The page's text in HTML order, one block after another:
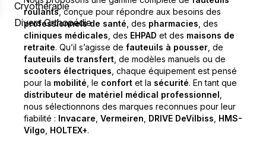
Cryothérapie
Divers Orthopédie
roulants, conçue pour répondre aux besoins des
professionnels de santé , des pharmacies , des
cliniques médicales , des EHPAD et des maisons de
retraite. Qu’il s’agisse de fauteuils à pousser , de
fauteuils de transfert , de modèles manuels ou de
scooters électriques , chaque équipement est pensé
pour la mobilité , le confort et la sécurité. En tant que
distributeur de matériel médical professionnel
nous sélectionnons des marques reconnues pour leur
fiabilité : Invacare Vermeiren DRIVE DeVilbiss HMS-
Vilgo HOLTEX+.